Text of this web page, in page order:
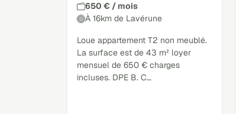
650 € / mois
À 16km de Lavérune
Loue appartement T2 non meublé.
La surface est de 43 m² loyer
mensuel de 650 € charges
incluses. DPE B. C…